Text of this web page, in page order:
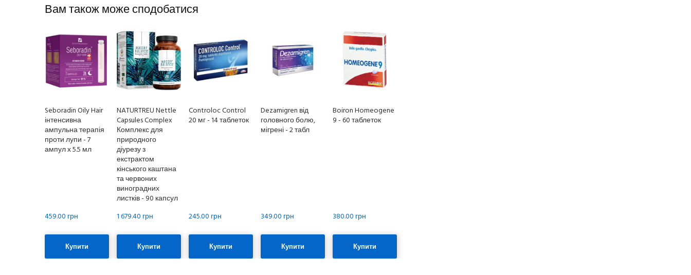
Вам також може сподобатися
Seboradin Oily Hair
інтенсивна
ампульна терапія
проти лупи - 7
ампул х 5.5 мл
459.00 грн
Купити
NATURTREU Nettle
Capsules Complex
Комплекс для
природного
діурезу з
екстрактом
кінського каштана
та червоних
виноградних
листків - 90 капсул
1 679.40 грн
Купити
Controloc Control
20 мг - 14 таблеток
245.00 грн
Купити
Dezamigren від
головного болю,
мігрені - 2 табл
349.00 грн
Купити
Boiron Homeogene
9 - 60 таблеток
380.00 грн
Купити